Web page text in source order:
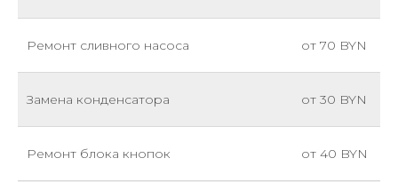
Ремонт сливного насоса от 70 BYN
Замена конденсатора от 30 BYN
Ремонт блока кнопок от 40 BYN